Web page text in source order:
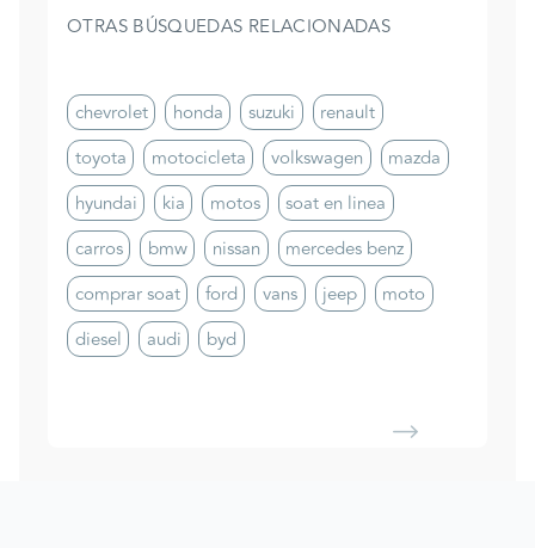
OTRAS BÚSQUEDAS RELACIONADAS
chevrolet honda suzuki
renault
toyota
motocicleta volkswagen
mazda
hyundai
kia motos
soat en linea
carros
bmw nissan
mercedes benz
comprar soat
ford vans jeep
moto
diesel
audi byd